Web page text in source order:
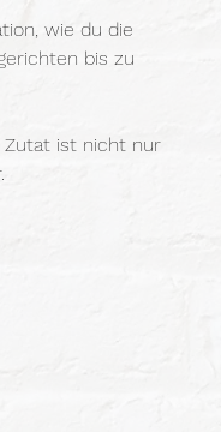
wie du die
bis zu
Zutat ist nicht nur